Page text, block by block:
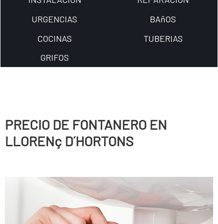
URGENCIAS
BAñOS
COCINAS
TUBERIAS
GRIFOS
PRECIO DE FONTANERO EN
LLORENç D´HORTONS